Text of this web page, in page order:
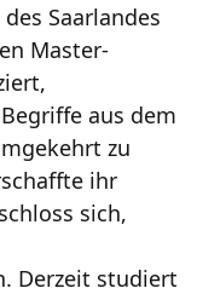
Saarlandes
Master‐
aus dem
zu
ihr
sich,
Derzeit studiert